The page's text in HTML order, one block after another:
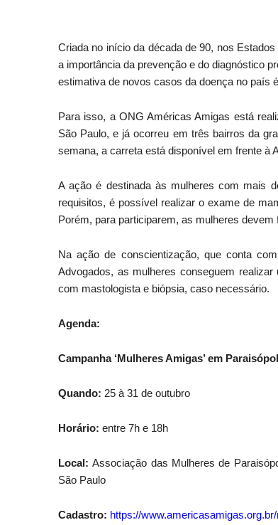
Criada no início da década de 90, nos
a importância da prevenção e do diagnóstico
estimativa de novos casos da doença no país
Para isso, a ONG Américas Amigas está
São Paulo, e já ocorreu em três bairros da
semana, a carreta está disponível em frente à
A ação é destinada às mulheres com mais
requisitos, é possível realizar o exame de
Porém, para participarem, as mulheres
Na ação de conscientização, que conta
Advogados, as mulheres conseguem
com mastologista e biópsia, caso necessário.
Agenda:
Campanha ‘Mulheres Amigas’ em
Quando: 25 à 31 de outubro
Horário: entre 7h e 18h
Local:Associação das Mulheres de
São Paulo
Cadastro: https://www.americasamigas.org.br/